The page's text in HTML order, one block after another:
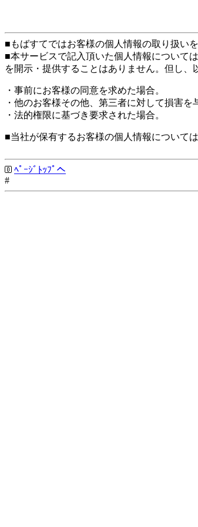
■もばすてではお客様の個人情報の取り扱い
■本サービスで記入頂いた個人情報について
を開示・提供することはありません。但し、
・事前にお客様の同意を求めた場合。
・他のお客様その他、第三者に対して損害
・法的権限に基づき要求された場合。
■当社が保有するお客様の個人情報について
ﾍﾟｰｼﾞﾄｯﾌﾟへ
#